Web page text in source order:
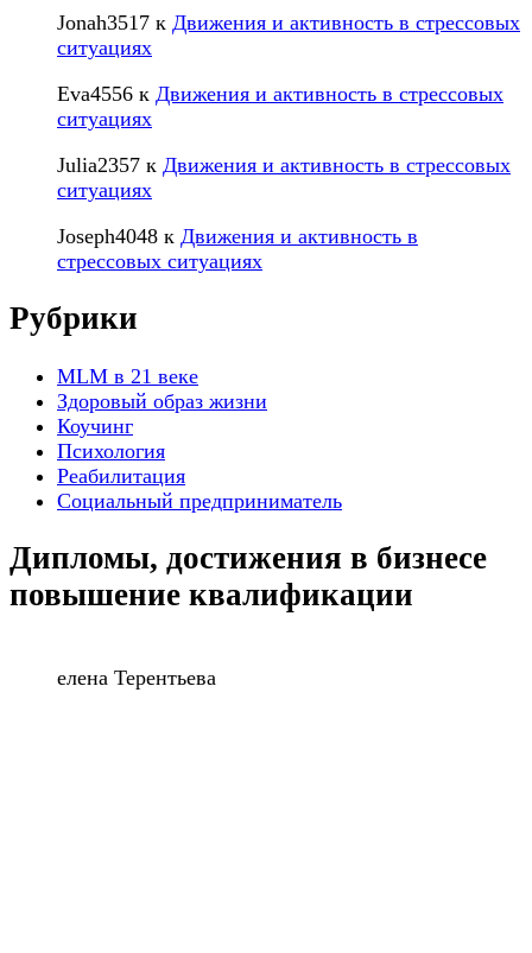
Jonah3517 к Движения и активность в стрессовых
ситуациях
Eva4556 к Движения и активность в стрессовых
ситуациях
Julia2357 к Движения и активность в стрессовых
ситуациях
Joseph4048 к Движения и активность в
стрессовых ситуациях
Рубрики
MLM в 21 веке
Здоровый образ жизни
Коучинг
Психология
Реабилитация
Социальный предприниматель
Дипломы, достижения в бизнесе
повышение квалификации
елена Терентьева